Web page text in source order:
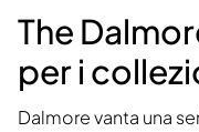
The
per i
Dalmore vanta una